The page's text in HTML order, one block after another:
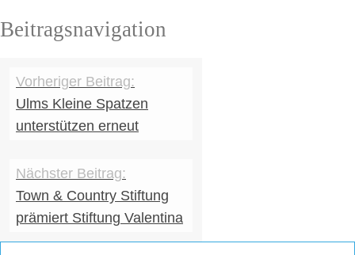
Beitragsnavigation
Ulms Kleine Spatzen
unterstützen erneut
Town & Country Stiftung
prämiert Stiftung Valentina